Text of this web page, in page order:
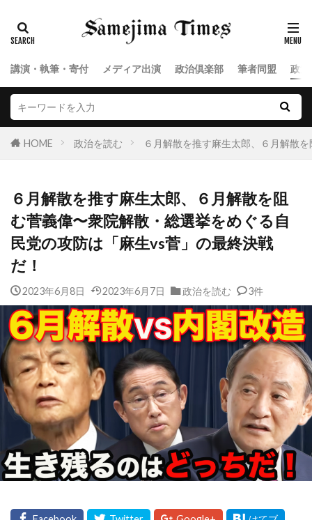
講演・執筆・寄付 メディア出演 政治倶楽部 筆者同盟 政
HOME 政治を読む ６月解散を推す麻生太郎、６月解散
６月解散を推す麻生太郎、６月解散を阻
む菅義偉〜衆院解散・総選挙をめぐる自
民党の攻防は「麻生vs菅」の最終決戦
だ！
2023年6月8日 2023年6月7日 政治を読む 3件